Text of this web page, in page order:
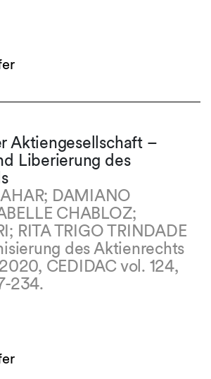
Aktiengesellschaft –
Liberierung des
DAMIANO
CHABLOZ;
RITA TRIGO TRINDADE
des Aktienrechts
CEDIDAC vol. 124,
234.